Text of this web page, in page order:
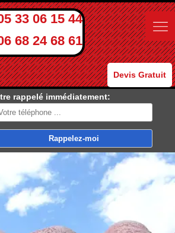
33 06 15 44
68 24 68 61
Devis Gratuit
rappelé immédiatement: